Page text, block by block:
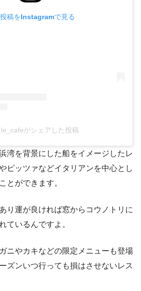
稿をInstagramで見る
がシェアした投稿
湾を背景にした船をイメージしたレ
ピッツァなどイタリアンを中心とし
とができます。
り運が良ければ窓からコウノトリに
ているんですよ。
ニやカキなどの限定メニューも登場
ズンいつ行っても損はさせないレス